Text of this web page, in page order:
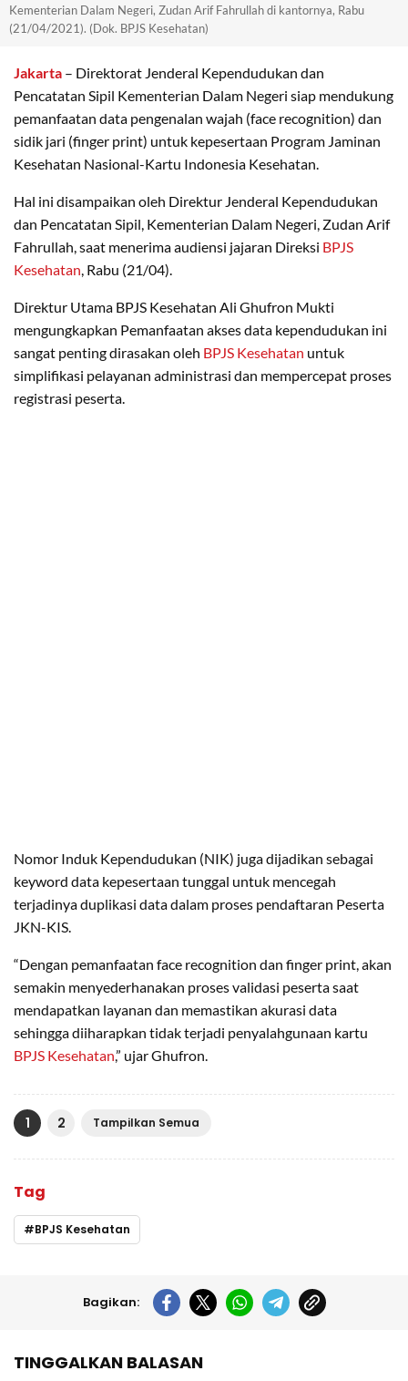
Kementerian Dalam Negeri, Zudan Arif Fahrullah di kantornya, Rabu
(21/04/2021). (Dok. BPJS Kesehatan)
Jakarta – Direktorat Jenderal Kependudukan dan
Pencatatan Sipil Kementerian Dalam Negeri siap mendukung
pemanfaatan data pengenalan wajah (face recognition) dan
sidik jari (finger print) untuk kepesertaan Program Jaminan
Kesehatan Nasional-Kartu Indonesia Kesehatan.
Hal ini disampaikan oleh Direktur Jenderal Kependudukan
dan Pencatatan Sipil, Kementerian Dalam Negeri, Zudan Arif
Fahrullah, saat menerima audiensi jajaran Direksi BPJS
Kesehatan, Rabu (21/04).
Direktur Utama BPJS Kesehatan Ali Ghufron Mukti
mengungkapkan Pemanfaatan akses data kependudukan ini
sangat penting dirasakan oleh BPJS Kesehatan untuk
simplifikasi pelayanan administrasi dan mempercepat proses
registrasi peserta.
Nomor Induk Kependudukan (NIK) juga dijadikan sebagai
keyword data kepesertaan tunggal untuk mencegah
terjadinya duplikasi data dalam proses pendaftaran Peserta
JKN-KIS.
“Dengan pemanfaatan face recognition dan finger print, akan
semakin menyederhanakan proses validasi peserta saat
mendapatkan layanan dan memastikan akurasi data
sehingga diiharapkan tidak terjadi penyalahgunaan kartu
BPJS Kesehatan,” ujar Ghufron.
1 2 Tampilkan Semua
Tag
BPJS Kesehatan
Bagikan:
TINGGALKAN BALASAN